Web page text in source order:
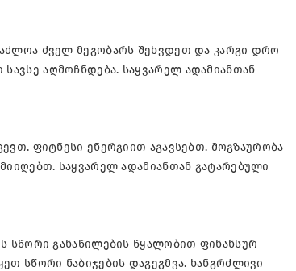
ძველ მეგობარს შეხვდეთ და კარგი დრო
აღმოჩნდება. საყვარელ ადამიანთან
ფიტნესი ენერგიით აგავსებთ. მოგზაურობა
საყვარელ ადამიანთან გატარებული
სწორი განაწილების წყალობით ფინანსურ
სწორი ნაბიჯების დაგეგმვა. ხანგრძლივი